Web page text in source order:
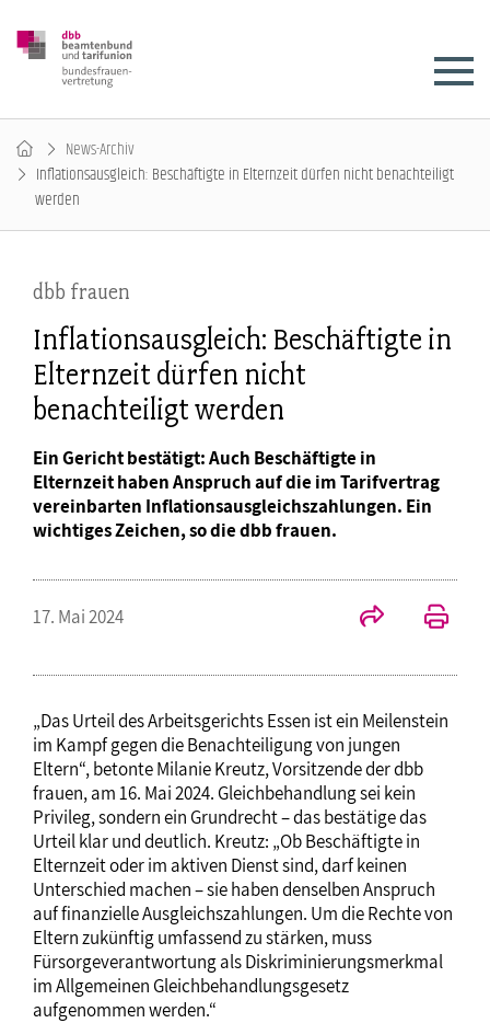
News-Archiv
Inflationsausgleich: Beschäftigte in Elternzeit dürfen nicht benachteiligt
werden
dbb frauen
Inflationsausgleich: Beschäftigte in
Elternzeit dürfen nicht
benachteiligt werden
Ein Gericht bestätigt: Auch Beschäftigte in
Elternzeit haben Anspruch auf die im Tarifvertrag
vereinbarten Inflationsausgleichszahlungen. Ein
wichtiges Zeichen, so die dbb frauen.
17. Mai 2024
„Das Urteil des Arbeitsgerichts Essen ist ein Meilenstein
im Kampf gegen die Benachteiligung von jungen
Eltern“, betonte Milanie Kreutz, Vorsitzende der dbb
frauen, am 16. Mai 2024. Gleichbehandlung sei kein
Privileg, sondern ein Grundrecht – das bestätige das
Urteil klar und deutlich. Kreutz: „Ob Beschäftigte in
Elternzeit oder im aktiven Dienst sind, darf keinen
Unterschied machen – sie haben denselben Anspruch
auf finanzielle Ausgleichszahlungen. Um die Rechte von
Eltern zukünftig umfassend zu stärken, muss
Fürsorgeverantwortung als Diskriminierungsmerkmal
im Allgemeinen Gleichbehandlungsgesetz
aufgenommen werden.“